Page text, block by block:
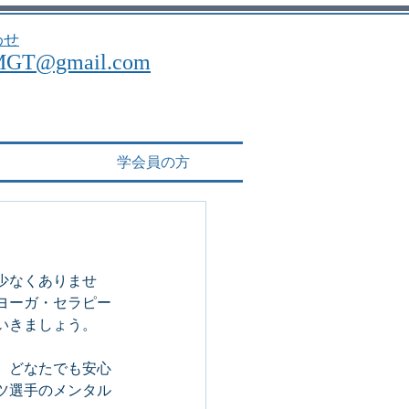
せ
学会員の方
なくありませ
ーガ・セラピー
ましょう。
どなたでも安心
選手のメンタル